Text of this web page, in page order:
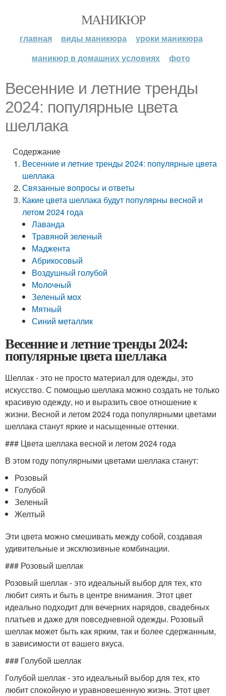
МАНИКЮР
главная виды маникюра
уроки маникюра
маникюр в домашних условиях
фото
Весенние и летние тренды
2024: популярные цвета
шеллака
Содержание
Весенние и летние тренды 2024: популярные цвета
шеллака
Связанные вопросы и ответы
Какие цвета шеллака будут популярны весной и
летом 2024 года
Лаванда
Травяной зеленый
Маджента
Абрикосовый
Воздушный голубой
Молочный
Зеленый мох
Мятный
Синий металлик
Весенние и летние тренды 2024:
популярные цвета шеллака
Шеллак - это не просто материал для одежды, это
искусство. С помощью шеллака можно создать не только
красивую одежду, но и выразить свое отношение к
жизни. Весной и летом 2024 года популярными цветами
шеллака станут яркие и насыщенные оттенки.
### Цвета шеллака весной и летом 2024 года
В этом году популярными цветами шеллака станут:
Розовый
Голубой
Зеленый
Желтый
Эти цвета можно смешивать между собой, создавая
удивительные и эксклюзивные комбинации.
### Розовый шеллак
Розовый шеллак - это идеальный выбор для тех, кто
любит сиять и быть в центре внимания. Этот цвет
идеально подходит для вечерних нарядов, свадебных
платьев и даже для повседневной одежды. Розовый
шеллак может быть как ярким, так и более сдержанным,
в зависимости от вашего вкуса.
### Голубой шеллак
Голубой шеллак - это идеальный выбор для тех, кто
любит спокойную и уравновешенную жизнь. Этот цвет